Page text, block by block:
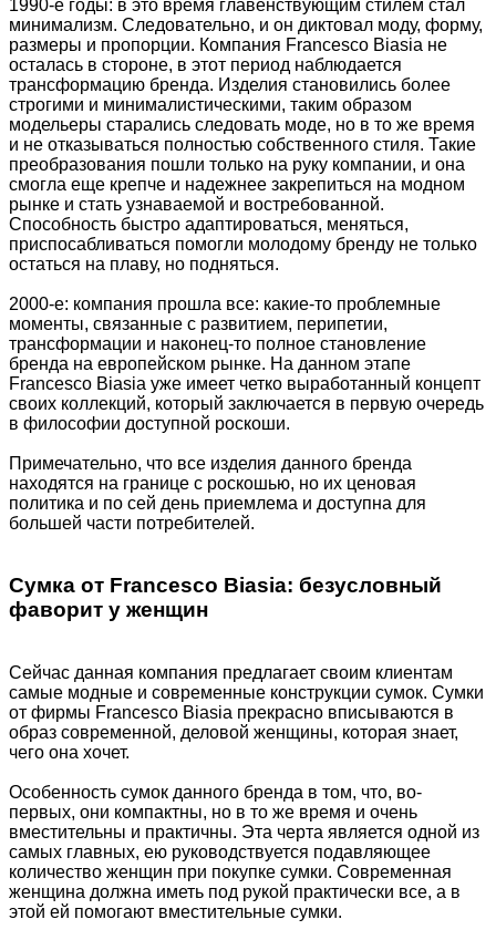
1990-е годы: в это время главенствующим стилем стал
минимализм. Следовательно, и он диктовал моду, форму,
размеры и пропорции. Компания Francesco Biasia не
осталась в стороне, в этот период наблюдается
трансформацию бренда. Изделия становились более
строгими и минималистическими, таким образом
модельеры старались следовать моде, но в то же время
и не отказываться полностью собственного стиля. Такие
преобразования пошли только на руку компании, и она
смогла еще крепче и надежнее закрепиться на модном
рынке и стать узнаваемой и востребованной.
Способность быстро адаптироваться, меняться,
приспосабливаться помогли молодому бренду не только
остаться на плаву, но подняться.
2000-е: компания прошла все: какие-то проблемные
моменты, связанные с развитием, перипетии,
трансформации и наконец-то полное становление
бренда на европейском рынке. На данном этапе
Francesco Biasia уже имеет четко выработанный концепт
своих коллекций, который заключается в первую очередь
в философии доступной роскоши.
Примечательно, что все изделия данного бренда
находятся на границе с роскошью, но их ценовая
политика и по сей день приемлема и доступна для
большей части потребителей.
Сумка от Francesco Biasia: безусловный
фаворит у женщин
Сейчас данная компания предлагает своим клиентам
самые модные и современные конструкции сумок. Сумки
от фирмы Francesco Biasia прекрасно вписываются в
образ современной, деловой женщины, которая знает,
чего она хочет.
Особенность сумок данного бренда в том, что, во-
первых, они компактны, но в то же время и очень
вместительны и практичны. Эта черта является одной из
самых главных, ею руководствуется подавляющее
количество женщин при покупке сумки. Современная
женщина должна иметь под рукой практически все, а в
этой ей помогают вместительные сумки.